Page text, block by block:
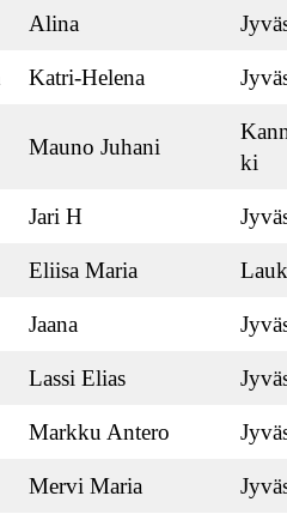
Alina
Katri-Helena
Mauno Juhani
ki
Jari H
Eliisa Maria
Jaana
Lassi Elias
Markku Antero
Mervi Maria